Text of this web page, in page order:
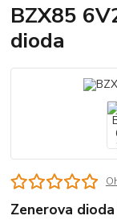
BZX85
dioda
Zenerova